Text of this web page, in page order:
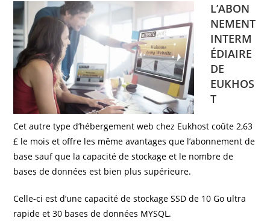
L’ABON
NEMENT
INTERM
ÉDIAIRE
DE
EUKHOS
T
Cet autre type d’hébergement web chez Eukhost coûte 2,63
£ le mois et offre les même avantages que l’abonnement de
base sauf que la capacité de stockage et le nombre de
bases de données est bien plus supérieure.
Celle-ci est d’une capacité de stockage SSD de 10 Go ultra
rapide et 30 bases de données MYSQL.